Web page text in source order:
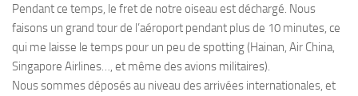
Pendant ce temps, le fret de notre oiseau est déchargé. Nous
faisons un grand tour de l’aéroport pendant plus de 10 minutes, ce
qui me laisse le temps pour un peu de spotting (Hainan, Air China,
Singapore Airlines…, et même des avions militaires).
Nous sommes déposés au niveau des arrivées internationales, et